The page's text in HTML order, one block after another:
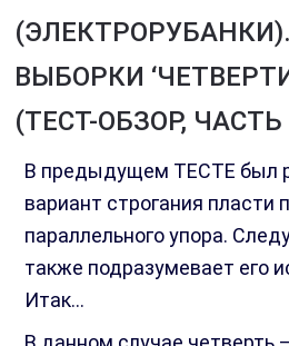
ВЫБОРКИ
(ТЕСТ-ОБЗОР, ЧАСТЬ
В предыдущем ТЕСТЕ был
вариант строгания пласти
параллельного упора.
также подразумевает его
Итак…